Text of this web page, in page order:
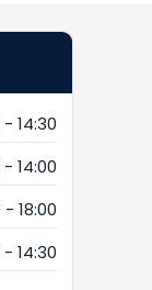
14:30
14:00
- 18:00
14:30